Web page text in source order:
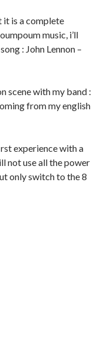
it is a complete
music, i’ll
: John Lennon –
scene with my band :
from my english
experience with a
not use all the power
only switch to the 8